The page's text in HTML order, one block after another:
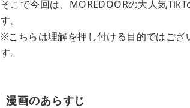
そこで今回は、MOREDOORの大人気
す。
※こちらは理解を押し付ける目的ではご
す。
漫画のあらすじ